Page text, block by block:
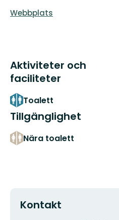
Webbplats
Aktiviteter och
faciliteter
Toalett
Tillgänglighet
Nära toalett
Kontakt